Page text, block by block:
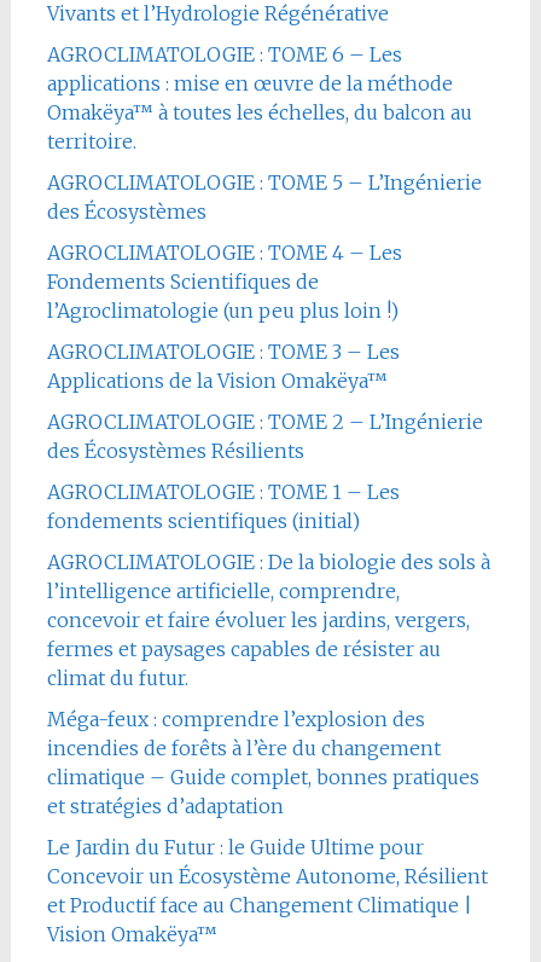
Vivants et l’Hydrologie Régénérative
AGROCLIMATOLOGIE : TOME 6 – Les
applications : mise en œuvre de la méthode
Omakëya™ à toutes les échelles, du balcon au
territoire.
AGROCLIMATOLOGIE : TOME 5 – L’Ingénierie
des Écosystèmes
AGROCLIMATOLOGIE : TOME 4 – Les
Fondements Scientifiques de
l’Agroclimatologie (un peu plus loin !)
AGROCLIMATOLOGIE : TOME 3 – Les
Applications de la Vision Omakëya™
AGROCLIMATOLOGIE : TOME 2 – L’Ingénierie
des Écosystèmes Résilients
AGROCLIMATOLOGIE : TOME 1 – Les
fondements scientifiques (initial)
AGROCLIMATOLOGIE : De la biologie des sols à
l’intelligence artificielle, comprendre,
concevoir et faire évoluer les jardins, vergers,
fermes et paysages capables de résister au
climat du futur.
Méga-feux : comprendre l’explosion des
incendies de forêts à l’ère du changement
climatique – Guide complet, bonnes pratiques
et stratégies d’adaptation
Le Jardin du Futur : le Guide Ultime pour
Concevoir un Écosystème Autonome, Résilient
et Productif face au Changement Climatique |
Vision Omakëya™